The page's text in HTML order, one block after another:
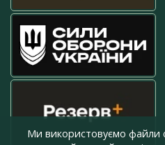
Ми використовуємо файли